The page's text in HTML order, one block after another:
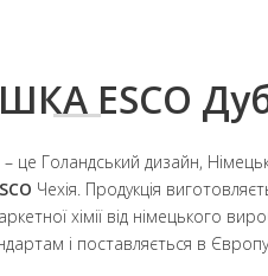
ESCO
це Голандський дизайн,
Чехія. Продукція
хімії від німецького
і поставляється в